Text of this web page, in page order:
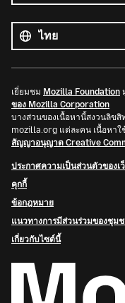
ทั้งหมด
ภาษา
เยี่ยมชม Mozilla Foundation
ของ Mozilla Corporation
บางส่วนของเนื้อหานี้สงวนลิข
mozilla.org แต่ละคน เนื้อหาใ
สัญญาอนุญาต Creative
ประกาศความเป็นส่วนตัวของเ
คุกกี้
ข้อกฎหมาย
แนวทางการมีส่วนร่วมของชุม
เกี่ยวกับไซต์นี้